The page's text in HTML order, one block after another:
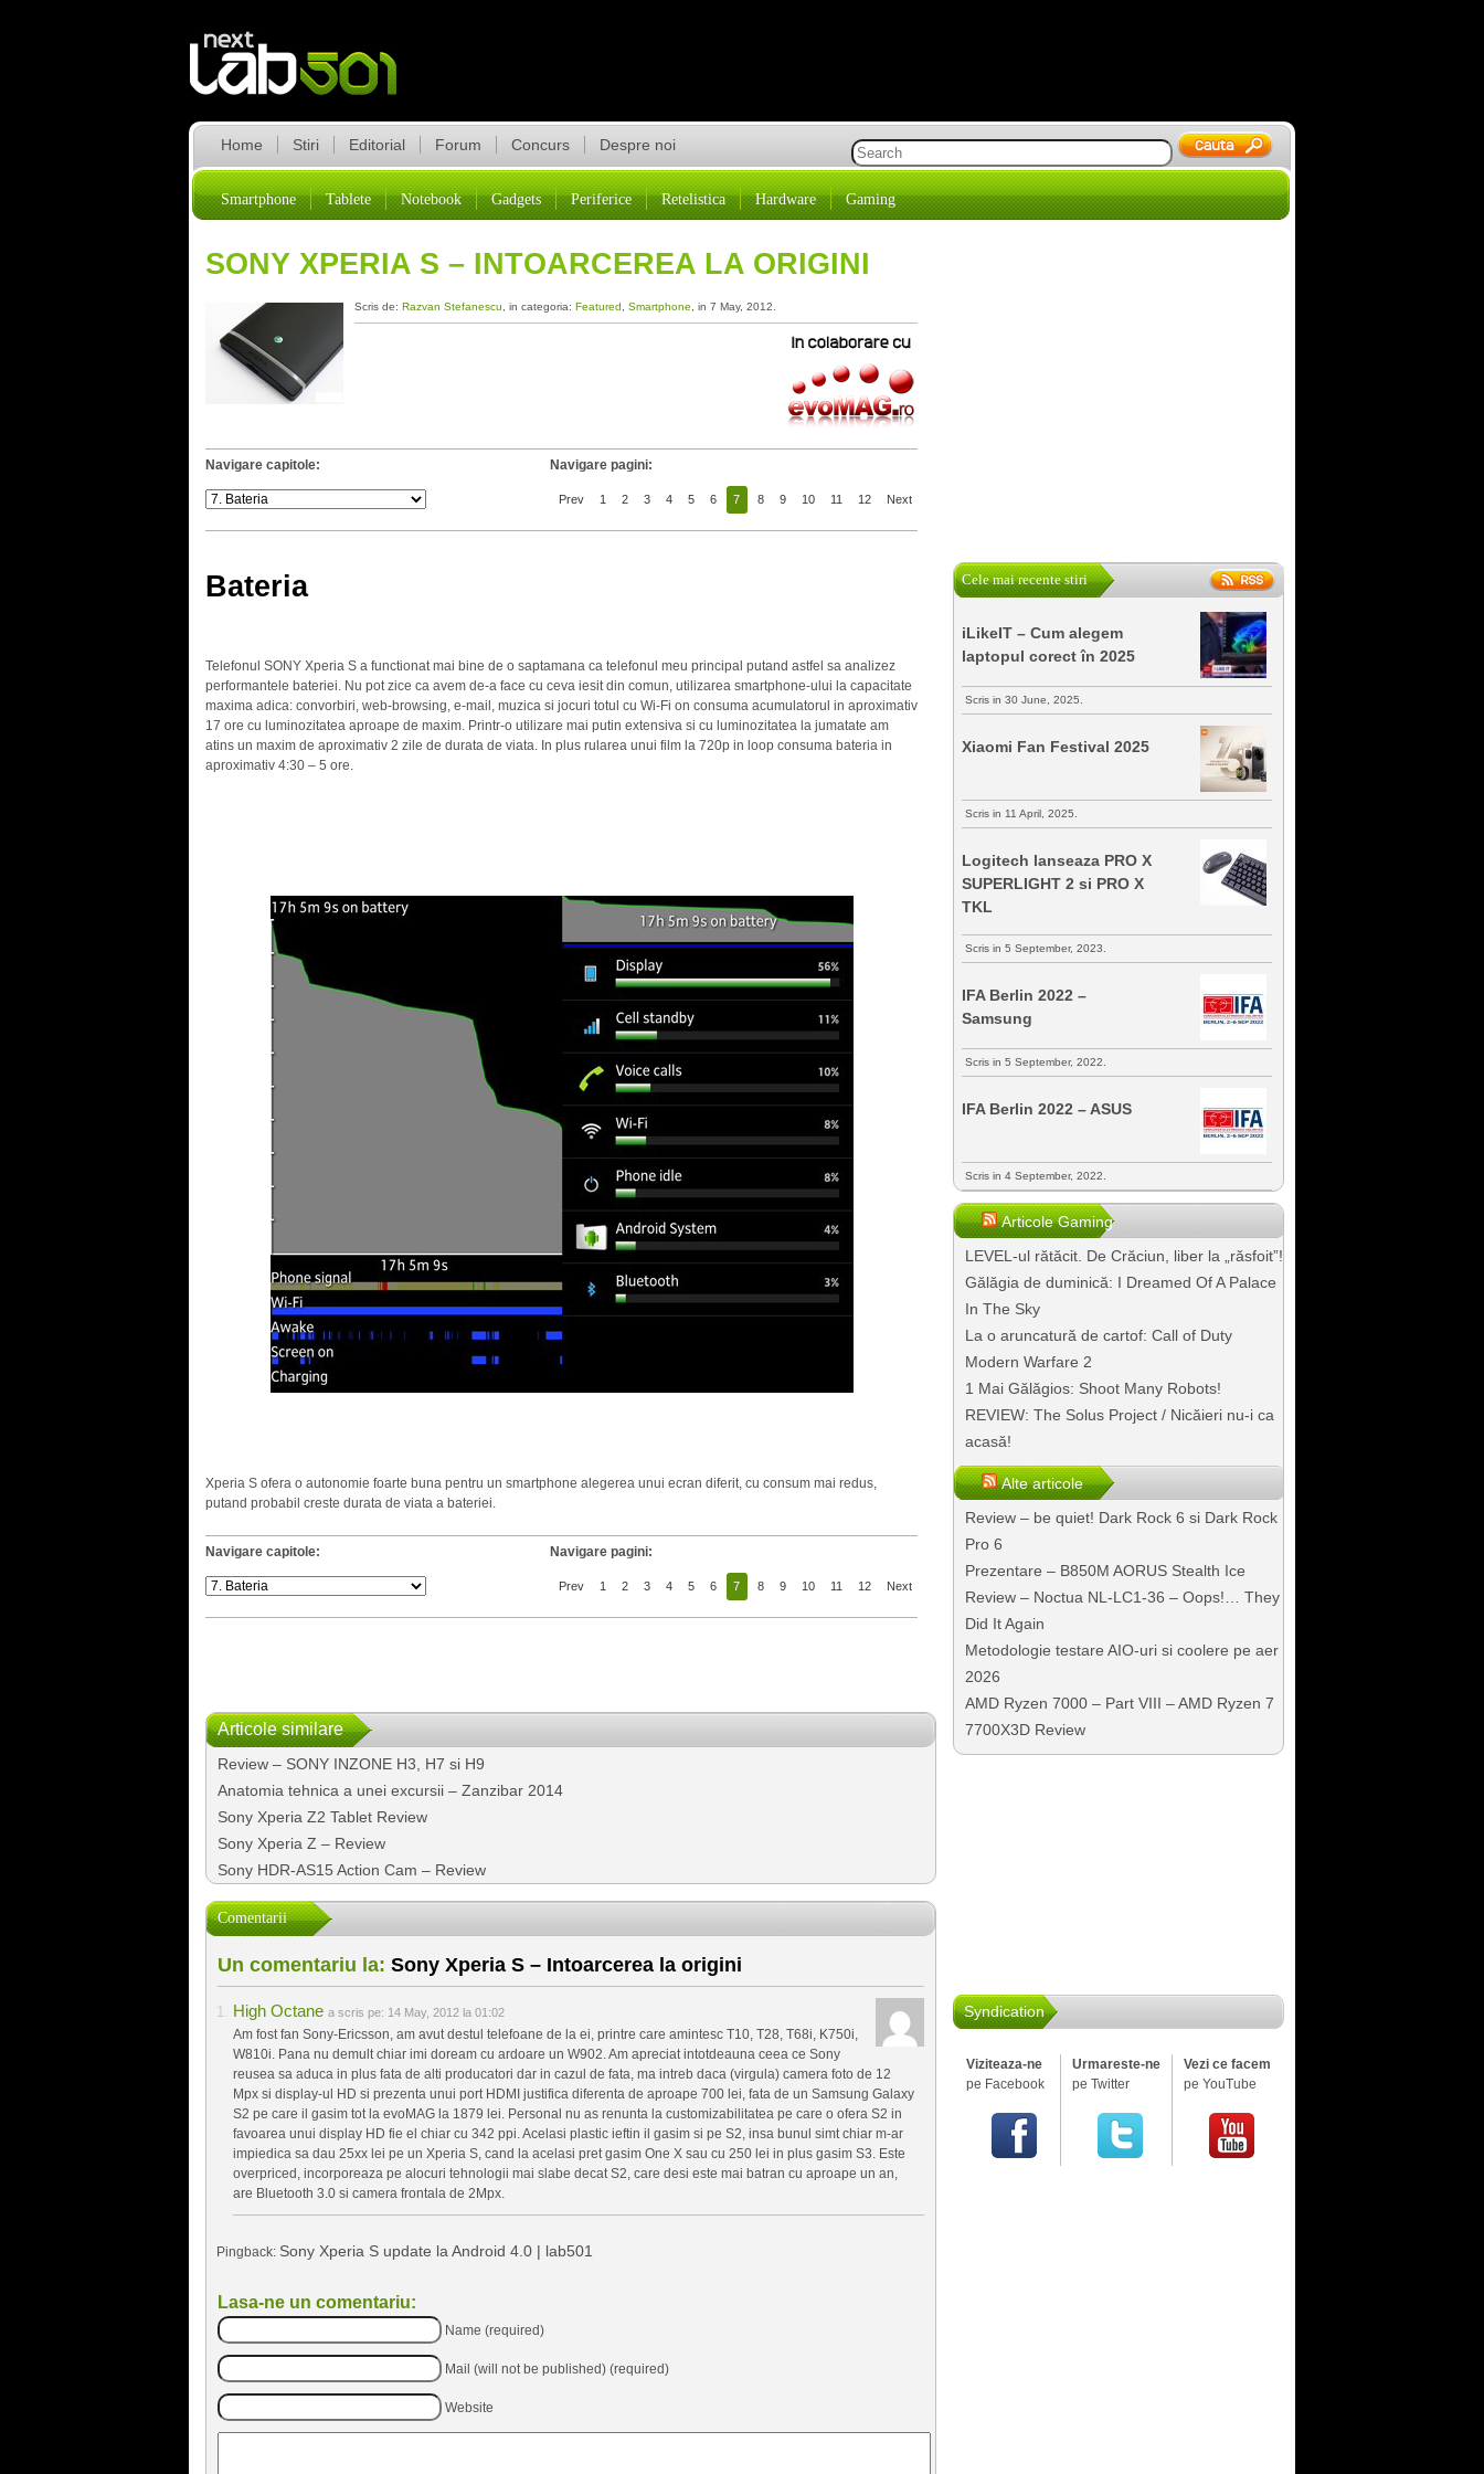
Home Stiri Editorial Forum Concurs Despre noi
Smartphone Tablete Notebook Gadgets Periferice Retelistica Hardware Gaming
SONY XPERIA S – INTOARCEREA LA ORIGINI
Scris de: Razvan Stefanescu , in categoria: Featured Smartphone , in 7 May, 2012.
Navigare capitole: Navigare pagini:
Prev 1 2 3 4 5 6 7 8 9 10 11 12 Next
Bateria
Telefonul SONY Xperia S a functionat mai bine de o saptamana ca telefonul meu principal putand astfel sa analizez
performantele bateriei. Nu pot zice ca avem de-a face cu ceva iesit din comun, utilizarea smartphone-ului la capacitate
maxima adica: convorbiri, web-browsing, e-mail, muzica si jocuri totul cu Wi-Fi on consuma acumulatorul in aproximativ
17 ore cu luminozitatea aproape de maxim. Printr-o utilizare mai putin extensiva si cu luminozitatea la jumatate am
atins un maxim de aproximativ 2 zile de durata de viata. In plus rularea unui film la 720p in loop consuma bateria in
aproximativ 4:30 – 5 ore.
Xperia S ofera o autonomie foarte buna pentru un smartphone alegerea unui ecran diferit, cu consum mai redus,
putand probabil creste durata de viata a bateriei.
Navigare capitole: Navigare pagini:
Prev 1 2 3 4 5 6 7 8 9 10 11 12 Next
Articole similare
Review – SONY INZONE H3, H7 si H9
Anatomia tehnica a unei excursii – Zanzibar 2014
Sony Xperia Z2 Tablet Review
Sony Xperia Z – Review
Sony HDR-AS15 Action Cam – Review
Comentarii
Un comentariu la: Sony Xperia S – Intoarcerea la origini
High Octane a scris pe: 14 May, 2012 la 01:02
Am fost fan Sony-Ericsson, am avut destul telefoane de la ei, printre care amintesc T10, T28, T68i, K750i,
W810i. Pana nu demult chiar imi doream cu ardoare un W902. Am apreciat intotdeauna ceea ce Sony
reusea sa aduca in plus fata de alti producatori dar in cazul de fata, ma intreb daca (virgula) camera foto de 12
Mpx si display-ul HD si prezenta unui port HDMI justifica diferenta de aproape 700 lei, fata de un Samsung Galaxy
S2 pe care il gasim tot la evoMAG la 1879 lei. Personal nu as renunta la customizabilitatea pe care o ofera S2 in
favoarea unui display HD fie el chiar cu 342 ppi. Acelasi plastic ieftin il gasim si pe S2, insa bunul simt chiar m-ar
impiedica sa dau 25xx lei pe un Xperia S, cand la acelasi pret gasim One X sau cu 250 lei in plus gasim S3. Este
overpriced, incorporeaza pe alocuri tehnologii mai slabe decat S2, care desi este mai batran cu aproape un an,
are Bluetooth 3.0 si camera frontala de 2Mpx.
Pingback: Sony Xperia S update la Android 4.0 | lab501
Lasa-ne un comentariu:
Name (required)
Mail (will not be published) (required)
Website
Cele mai recente stiri
iLikeIT – Cum alegem
laptopul corect în 2025
Scris in 30 June, 2025.
Xiaomi Fan Festival 2025
Scris in 11 April, 2025.
Logitech lanseaza PRO X
SUPERLIGHT 2 si PRO X
TKL
Scris in 5 September, 2023.
IFA Berlin 2022 –
Samsung
Scris in 5 September, 2022.
IFA Berlin 2022 – ASUS
Scris in 4 September, 2022.
Articole Gaming
LEVEL-ul rătăcit. De Crăciun, liber la „răsfoit”!
Gălăgia de duminică: I Dreamed Of A Palace
In The Sky
La o aruncatură de cartof: Call of Duty
Modern Warfare 2
1 Mai Gălăgios: Shoot Many Robots!
REVIEW: The Solus Project / Nicăieri nu-i ca
acasă!
Alte articole
Review – be quiet! Dark Rock 6 si Dark Rock
Pro 6
Prezentare – B850M AORUS Stealth Ice
Review – Noctua NL-LC1-36 – Oops!… They
Did It Again
Metodologie testare AIO-uri si coolere pe aer
2026
AMD Ryzen 7000 – Part VIII – AMD Ryzen 7
7700X3D Review
Syndication
Viziteaza-ne
pe Facebook
Urmareste-ne
pe Twitter
Vezi ce facem
pe YouTube